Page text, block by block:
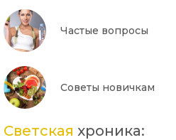
Частые вопросы
Советы новичкам
Светская хроника: